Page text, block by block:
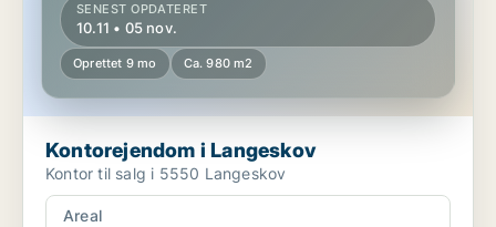
SENEST OPDATERET
10.11 • 05 nov.
Oprettet 9 mo Ca. 980 m2
Kontorejendom i Langeskov
Kontor til salg i 5550 Langeskov
Areal